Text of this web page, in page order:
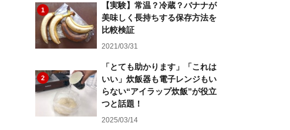
1
【実験】常温？冷蔵？バナナが
美味しく長持ちする保存方法を
比較検証
2021/03/31
2
「とても助かります」「これは
いい」炊飯器も電子レンジもい
らない“アイラップ炊飯”が役立
つと話題！
2025/03/14